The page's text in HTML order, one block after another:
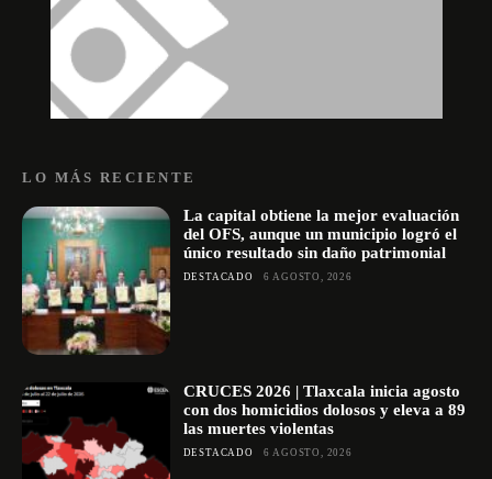
LO MÁS RECIENTE
La capital obtiene la mejor evaluación
del OFS, aunque un municipio logró el
único resultado sin daño patrimonial
DESTACADO 6 AGOSTO, 2026
CRUCES 2026 | Tlaxcala inicia agosto
con dos homicidios dolosos y eleva a 89
las muertes violentas
DESTACADO 6 AGOSTO, 2026